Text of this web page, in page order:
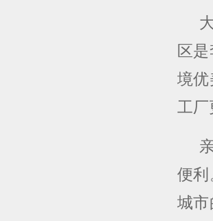
区
境
工厂
便
城